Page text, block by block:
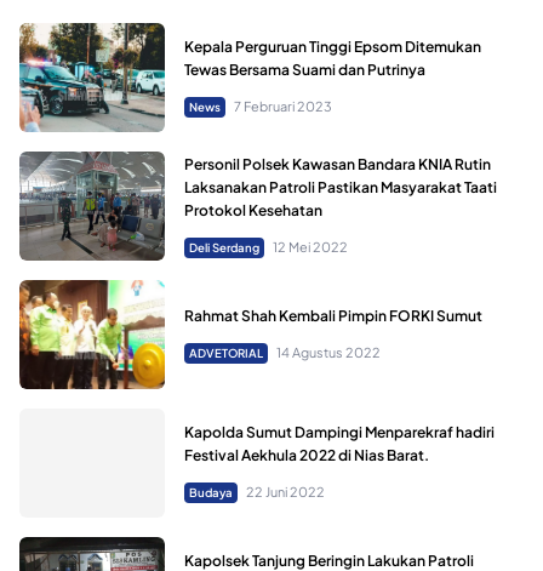
Kepala Perguruan Tinggi Epsom Ditemukan
Tewas Bersama Suami dan Putrinya
News 7 Februari 2023
Personil Polsek Kawasan Bandara KNIA Rutin
Laksanakan Patroli Pastikan Masyarakat Taati
Protokol Kesehatan
Deli Serdang 12 Mei 2022
Rahmat Shah Kembali Pimpin FORKI Sumut
ADVETORIAL 14 Agustus 2022
Kapolda Sumut Dampingi Menparekraf hadiri
Festival Aekhula 2022 di Nias Barat.
Budaya 22 Juni 2022
Kapolsek Tanjung Beringin Lakukan Patroli